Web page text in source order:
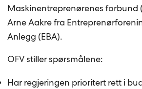
Maskinentreprenørenes forbund
Arne Aakre fra
Anlegg (EBA).
OFV stiller spørsmålene:
Har regjeringen prioritert rett i